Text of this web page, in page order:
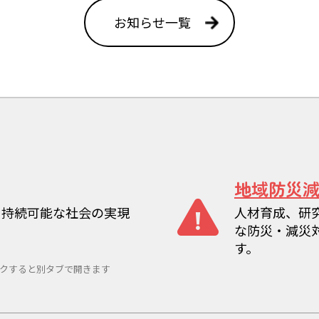
お知らせ一覧
続可能な社会の実現
すると別タブで開きます
地域防災
人材育成、研
な防災・減災
す。